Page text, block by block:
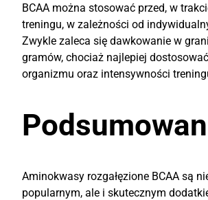
BCAA można stosować przed, w
treningu, w zależności od
Zwykle zaleca się dawkowanie w
gramów, chociaż najlepiej
organizmu oraz intensywności
Aminokwasy rozgałęzione BCAA są
popularnym, ale i skutecznym